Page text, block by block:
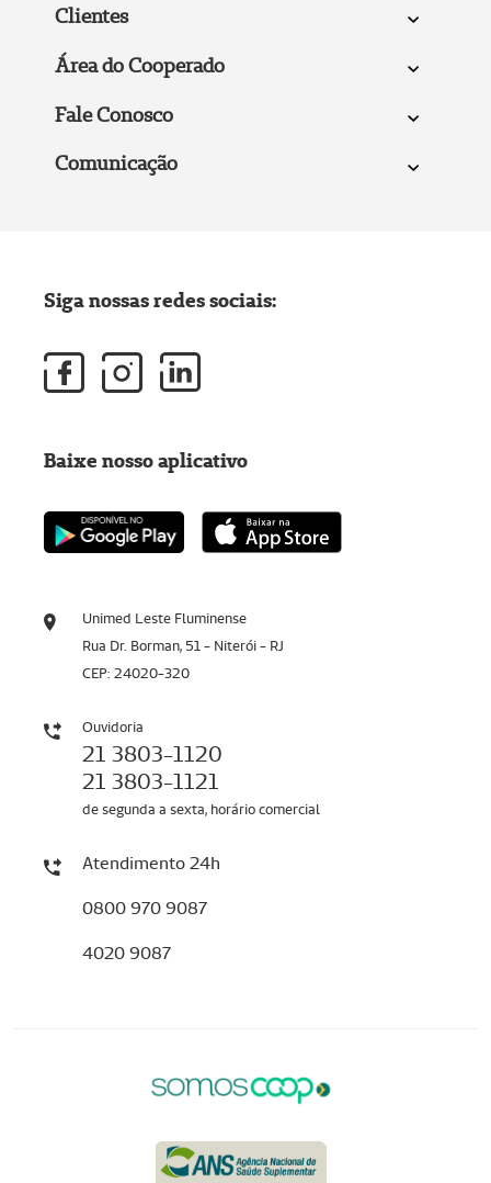
Clientes
Área do Cooperado
Fale Conosco
Comunicação
Unimed Leste Fluminense
Rua Dr. Borman, 51 - Niterói - RJ
CEP: 24020-320
Ouvidoria
21 3803-1120
21 3803-1121
de segunda a sexta, horário comercial
Atendimento 24h
0800 970 9087
4020 9087
Siga nossas redes sociais:
Baixe nosso aplicativo